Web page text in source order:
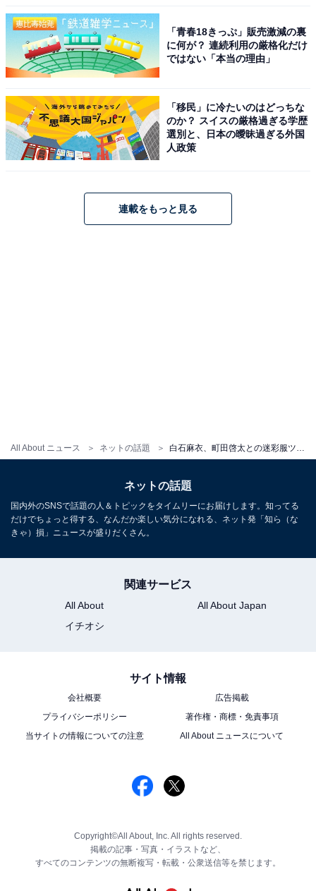
All About ニュース ネットの話題
「青春18きっぷ」販売激減の裏
に何が？ 連続利用の厳格化だけ
ではない「本当の理由」
「移民」に冷たいのはどっちな
のか？ スイスの厳格過ぎる学歴
選別と、日本の曖昧過ぎる外国
人政策
連載をもっと見る
ネットの話題
国内外のSNSで話題の人＆トピックをタイムリーにお届けします。知ってる
だけでちょっと得する、なんだか楽しい気分になれる、ネット発「知ら（な
きゃ）損」ニュースが盛りだくさん。
関連サービス
All About
All About Japan
イチオシ
サイト情報
会社概要
広告掲載
プライバシーポリシー
著作権・商標・免責事項
当サイトの情報についての注意
All About ニュースについて
Copyright©All About, Inc. All rights reserved.
掲載の記事・写真・イラストなど、
すべてのコンテンツの無断複写・転載・公衆送信等を禁じます。